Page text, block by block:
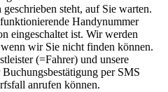
steht, auf Sie warten.
Handynummer
eingeschaltet ist. Wir werden
wir Sie nicht finden können.
(=Fahrer) und unsere
per SMS
anrufen können.